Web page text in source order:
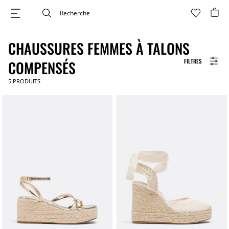
FILTRES
CHAUSSURES FEMMES À TALONS
COMPENSÉS
5 PRODUITS